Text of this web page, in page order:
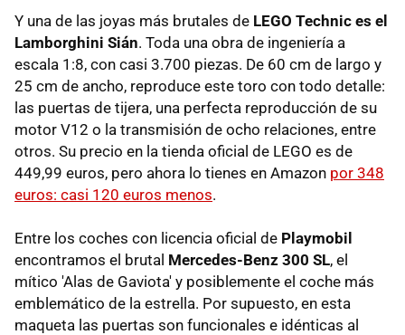
Y una de las joyas más brutales de LEGO Technic es el
Lamborghini Sián. Toda una obra de ingeniería a
escala 1:8, con casi 3.700 piezas. De 60 cm de largo y
25 cm de ancho, reproduce este toro con todo detalle:
las puertas de tijera, una perfecta reproducción de su
motor V12 o la transmisión de ocho relaciones, entre
otros. Su precio en la tienda oficial de LEGO es de
449,99 euros, pero ahora lo tienes en Amazon por 348
euros: casi 120 euros menos.
Entre los coches con licencia oficial de Playmobil
encontramos el brutal Mercedes-Benz 300 SL, el
mítico 'Alas de Gaviota' y posiblemente el coche más
emblemático de la estrella. Por supuesto, en esta
maqueta las puertas son funcionales e idénticas al